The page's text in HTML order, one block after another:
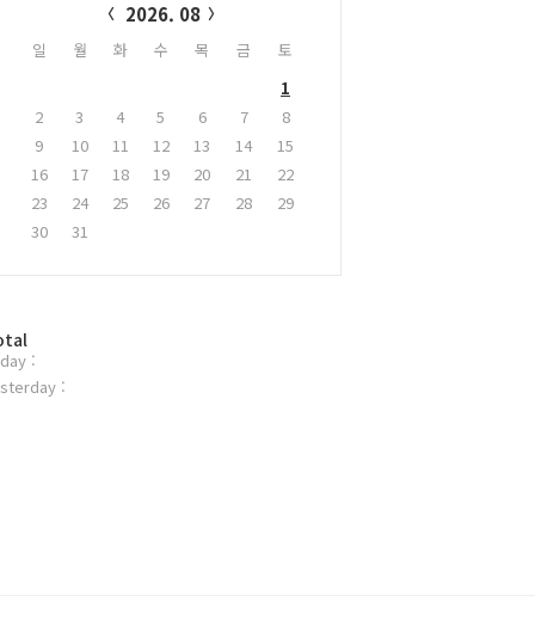
2026. 08
일 월 화 수 목 금
토
1
2
3 4 5 6 7
8
9
10 11 12 13 14
15
16
17 18 19 20 21
22
23
24 25 26 27 28
29
30
31
:
: